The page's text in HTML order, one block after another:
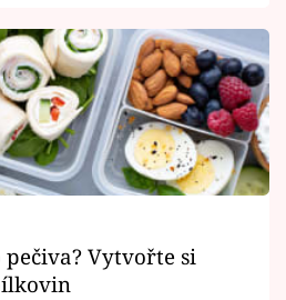
pečiva? Vytvořte si